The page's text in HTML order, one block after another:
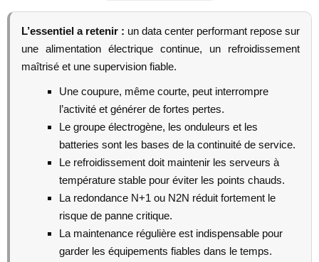
L’essentiel a retenir : un data center performant repose sur
une alimentation électrique continue, un refroidissement
maîtrisé et une supervision fiable.
Une coupure, même courte, peut interrompre
l’activité et générer de fortes pertes.
Le groupe électrogène, les onduleurs et les
batteries sont les bases de la continuité de service.
Le refroidissement doit maintenir les serveurs à
température stable pour éviter les points chauds.
La redondance N+1 ou N2N réduit fortement le
risque de panne critique.
La maintenance régulière est indispensable pour
garder les équipements fiables dans le temps.